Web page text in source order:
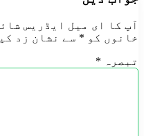
آپ کا ای میل ایڈریس
خانوں کو * سے نشان زد
تبصرہ *